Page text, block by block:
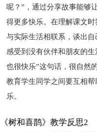
呢？”，通过分享故事能够
得更多快乐。在理解课文
与实际生活相联系，谈出
感受到没有伙伴和朋友的
也很快乐”这句话，很自然
教育学生同学之间要互相
乐。
《树和喜鹊》教学反思2